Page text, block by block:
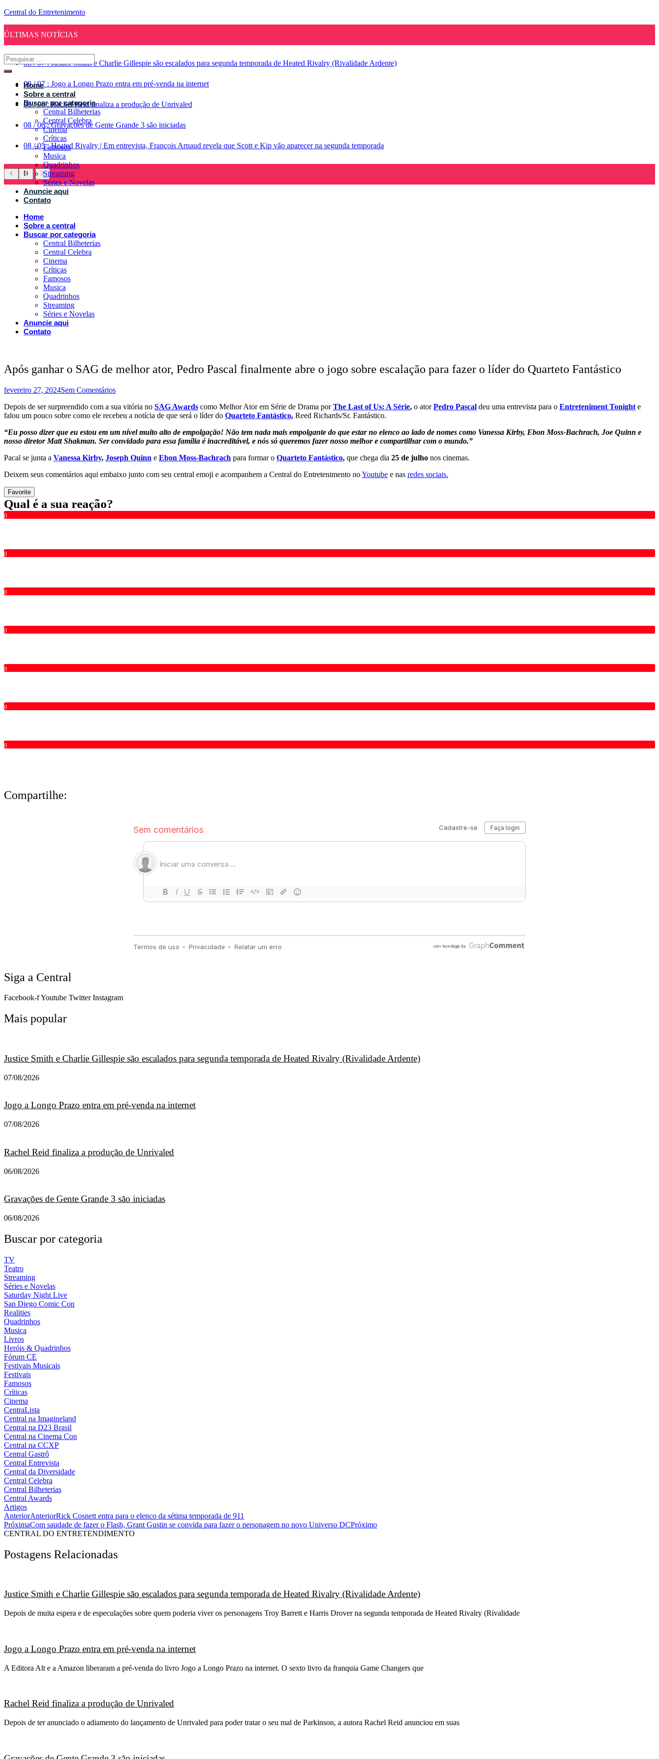
Central do Entretenimento
ÚLTIMAS NOTÍCIAS
08 / 07 : Justice Smith e Charlie Gillespie são escalados para segunda temporada de Heated Rivalry (Rivalidade Ardente)
08 / 07 : Jogo a Longo Prazo entra em pré-venda na internet
08 / 06 : Rachel Reid finaliza a produção de Unrivaled
08 / 06 : Gravações de Gente Grande 3 são iniciadas
08 / 05 : Heated Rivalry | Em entrevista, François Arnaud revela que Scott e Kip vão aparecer na segunda temporada
Home
Sobre a central
Buscar por categoria
Central Bilheterias
Central Celebra
Cinema
Críticas
Famosos
Musica
Quadrinhos
Streaming
Séries e Novelas
Anuncie aqui
Contato
Home
Sobre a central
Buscar por categoria
Central Bilheterias
Central Celebra
Cinema
Críticas
Famosos
Musica
Quadrinhos
Streaming
Séries e Novelas
Anuncie aqui
Contato
Após ganhar o SAG de melhor ator, Pedro Pascal finalmente abre o jogo sobre escalação para fazer o líder do Quarteto Fantástico
fevereiro 27, 2024Sem Comentários
Depois de ser surpreendido com a sua vitória no SAG Awards como Melhor Ator em Série de Drama porThe Last of Us: A Série, o atorPedro Pascal deu uma entrevista para o Entreteniment Tonight e
falou um pouco sobre como ele recebeu a notícia de que será o líder do Quarteto Fantástico, Reed Richards/Sr. Fantástico.
“Eu posso dizer que eu estou em um nível muito alto de empolgação! Não tem nada mais empolgante do que estar no elenco ao lado de nomes como Vanessa Kirby, Ebon Moss-Bachrach, Joe Quinn e
nosso diretor Matt Shakman. Ser convidado para essa família é inacreditável, e nós só queremos fazer nosso melhor e compartilhar com o mundo.”
Pacal se junta a Vanessa Kirby, Joseph Quinn e Ebon Moss-Bachrach para formar o Quarteto Fantástico, que chega dia 25 de julho nos cinemas.
Deixem seus comentários aqui embaixo junto com seu central emoji e acompanhem a Central do Entretenimento noYoutube e nas redes sociais.
Favorite
Qual é a sua reação?
0
0
0
0
0
0
0
Compartilhe:
Siga a Central
Facebook-fYoutube Twitter Instagram
Mais popular
Justice Smith e Charlie Gillespie são escalados para segunda temporada de Heated Rivalry (Rivalidade Ardente)
07/08/2026
Jogo a Longo Prazo entra em pré-venda na internet
07/08/2026
Rachel Reid finaliza a produção de Unrivaled
06/08/2026
Gravações de Gente Grande 3 são iniciadas
06/08/2026
Buscar por categoria
TV
Teatro
Streaming
Séries e Novelas
Saturday Night Live
San Diego Comic Con
Realities
Quadrinhos
Musica
Livros
Heróis & Quadrinhos
Fórum CE
Festivais Musicais
Festivais
Famosos
Críticas
Cinema
CentraLista
Central na Imagineland
Central na D23 Brasil
Central na Cinema Con
Central na CCXP
Central Gastrô
Central Entrevista
Central da Diversidade
Central Celebra
Central Bilheterias
Central Awards
Artigos
AnteriorAnteriorRick Cosnett entra para o elenco da sétima temporada de 911
PróximaCom saudade de fazer o Flash, Grant Gustin se convida para fazer o personagem no novo Universo DCPróximo
CENTRAL DO ENTRETENDIMENTO
Postagens Relacionadas
Justice Smith e Charlie Gillespie são escalados para segunda temporada de Heated Rivalry (Rivalidade Ardente)
Depois de muita espera e de especulações sobre quem poderia viver os personagens Troy Barrett e Harris Drover na segunda temporada de Heated Rivalry (Rivalidade
Jogo a Longo Prazo entra em pré-venda na internet
A Editora Alt e a Amazon liberaram a pré-venda do livro Jogo a Longo Prazo na internet. O sexto livro da franquia Game Changers que
Rachel Reid finaliza a produção de Unrivaled
Depois de ter anunciado o adiamento do lançamento de Unrivaled para poder tratar o seu mal de Parkinson, a autora Rachel Reid anunciou em suas